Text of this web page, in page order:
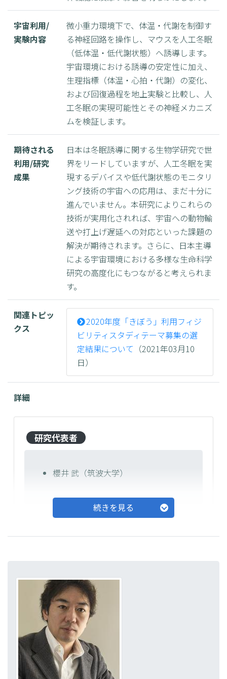
宇宙利用/
実験内容
微小重力環境下で、体温・代謝を制御す
る神経回路を操作し、マウスを人工冬眠
（低体温・低代謝状態）へ誘導します。
宇宙環境における誘導の安定性に加え、
生理指標（体温・心拍・代謝）の変化、
および回復過程を地上実験と比較し、人
工冬眠の実現可能性とその神経メカニズ
ムを検証します。
期待される
利用/研究
成果
日本は冬眠誘導に関する生物学研究で世
界をリードしていますが、人工冬眠を実
現するデバイスや低代謝状態のモニタリ
ング技術の宇宙への応用は、まだ十分に
進んでいません。本研究によりこれらの
技術が実用化されれば、宇宙への動物輸
送や打上げ遅延への対応といった課題の
解決が期待されます。さらに、日本主導
による宇宙環境における多様な生命科学
研究の高度化にもつながると考えられま
す。
関連トピッ
クス
2020年度「きぼう」利用フィジ
ビリティスタディテーマ募集の選
定結果について （2021年03月10
日）
詳細
研究代表者
櫻井 武（筑波大学）
齊藤 夕貴 （筑波大学）
征矢 晋吾 （筑波大学）
平野 有沙 （筑波大学）
Yoan Cherasse（筑波大学）
続きを見る